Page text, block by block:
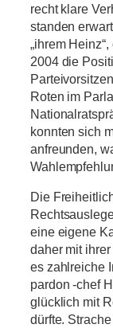
recht klare
standen
„ihrem
2004 die
Roten im
konnten sich
anfreunden,
Die
eine eigene
daher mit
es zahlreiche
pardon -chef
glücklich mit
dürfte.